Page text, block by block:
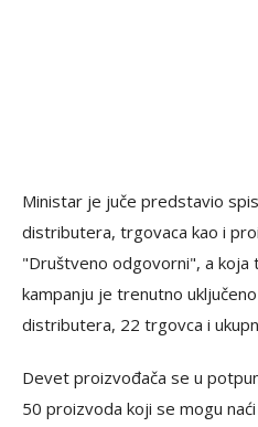
Ministar je juče predstavio
distributera, trgovaca kao i
"Društveno odgovorni", a koja
kampanju je trenutno
distributera, 22 trgovca i
Devet proizvođača se u
50 proizvoda koji se mogu